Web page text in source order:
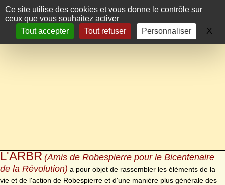
Panneau de gestion des cookies
Ce site utilise des cookies et vous donne le contrôle sur
ceux que vous souhaitez activer
Tout accepter
Tout refuser Personnaliser X
L'ARBR (Amis de Robespierre pour le Bicentenaire
de la Révolution) a pour objet de rassembler les éléments de la
vie et de l'action de Robespierre et d'une manière plus générale des